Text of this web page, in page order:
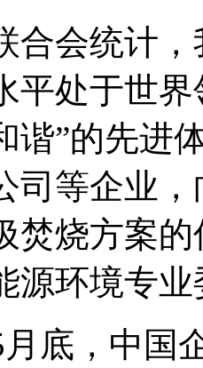
合会统计
平处于世
谐”的先进
司等企业
焚烧方案
源环境专
底，中国